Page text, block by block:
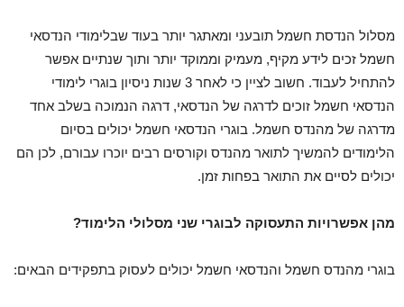
מסלול הנדסת חשמל תובעני ומאתגר יותר בעוד שבלימודי הנדסאי
חשמל זכים לידע מקיף, מעמיק וממוקד יותר ותוך שנתיים אפשר
להתחיל לעבוד. חשוב לציין כי לאחר 3 שנות ניסיון בוגרי לימודי
הנדסאי חשמל זוכים לדרגה של הנדסאי, דרגה הנמוכה בשלב אחד
מדרגה של מהנדס חשמל. בוגרי הנדסאי חשמל יכולים בסיום
הלימודים להמשיך לתואר מהנדס וקורסים רבים יוכרו עבורם, לכן הם
יכולים לסיים את התואר בפחות זמן.
מהן אפשרויות התעסוקה לבוגרי שני מסלולי הלימוד?
בוגרי מהנדס חשמל והנדסאי חשמל יכולים לעסוק בתפקידים הבאים: